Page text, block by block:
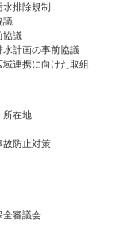
排除規制
議
協議
水計画の事前協議
連携に向けた取組
所在地
故防止対策
全審議会